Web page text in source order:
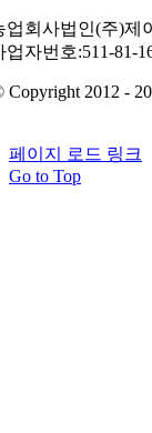
업회사법인(주)제
업자번호:511-81-
Copyright 2012 -
페이지 로드 링크
Go to Top